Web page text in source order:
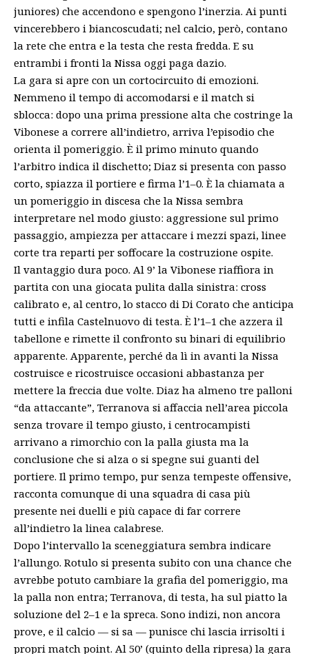
juniores) che accendono e spengono l’inerzia. Ai punti
vincerebbero i biancoscudati; nel calcio, però, contano
la rete che entra e la testa che resta fredda. E su
entrambi i fronti la Nissa oggi paga dazio.
La gara si apre con un cortocircuito di emozioni.
Nemmeno il tempo di accomodarsi e il match si
sblocca: dopo una prima pressione alta che costringe la
Vibonese a correre all’indietro, arriva l’episodio che
orienta il pomeriggio. È il primo minuto quando
l’arbitro indica il dischetto; Diaz si presenta con passo
corto, spiazza il portiere e firma l’1–0. È la chiamata a
un pomeriggio in discesa che la Nissa sembra
interpretare nel modo giusto: aggressione sul primo
passaggio, ampiezza per attaccare i mezzi spazi, linee
corte tra reparti per soffocare la costruzione ospite.
Il vantaggio dura poco. Al 9’ la Vibonese riaffiora in
partita con una giocata pulita dalla sinistra: cross
calibrato e, al centro, lo stacco di Di Corato che anticipa
tutti e infila Castelnuovo di testa. È l’1–1 che azzera il
tabellone e rimette il confronto su binari di equilibrio
apparente. Apparente, perché da lì in avanti la Nissa
costruisce e ricostruisce occasioni abbastanza per
mettere la freccia due volte. Diaz ha almeno tre palloni
“da attaccante”, Terranova si affaccia nell’area piccola
senza trovare il tempo giusto, i centrocampisti
arrivano a rimorchio con la palla giusta ma la
conclusione che si alza o si spegne sui guanti del
portiere. Il primo tempo, pur senza tempeste offensive,
racconta comunque di una squadra di casa più
presente nei duelli e più capace di far correre
all’indietro la linea calabrese.
Dopo l’intervallo la sceneggiatura sembra indicare
l’allungo. Rotulo si presenta subito con una chance che
avrebbe potuto cambiare la grafia del pomeriggio, ma
la palla non entra; Terranova, di testa, ha sul piatto la
soluzione del 2–1 e la spreca. Sono indizi, non ancora
prove, e il calcio — si sa — punisce chi lascia irrisolti i
propri match point. Al 50’ (quinto della ripresa) la gara